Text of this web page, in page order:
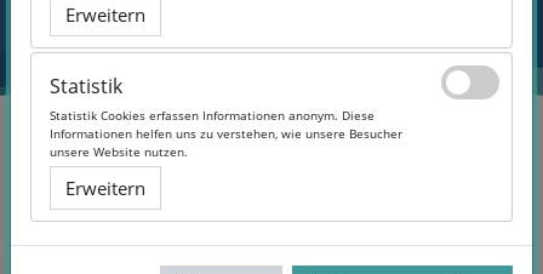
Tourismus Topic 8
Erweitern
Statistik
Statistik Cookies erfassen Informationen anonym. Diese
Informationen helfen uns zu verstehen, wie unsere Besucher
unsere Website nutzen.
Erweitern
Erweitern
Statistik
Statistik Cookies erfassen Informationen anonym. Diese
Informationen helfen uns zu verstehen, wie unsere Besucher
unsere Website nutzen.
Erweitern